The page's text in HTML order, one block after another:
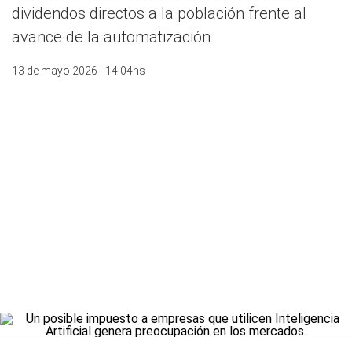
dividendos directos a la población frente al
avance de la automatización
13 de mayo 2026 - 14:04hs